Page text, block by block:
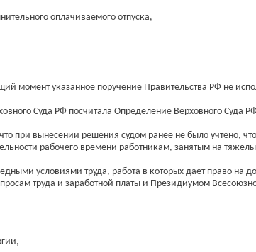
оплачиваемого отпуска,
момент указанное поручение Правительства РФ не
Суда РФ посчитала Определение Верховного Суда
при вынесении решения судом ранее не было учтено,
рабочего времени работникам, занятым на
условиями труда, работа в которых дает право
труда и заработной платы и Президиумом